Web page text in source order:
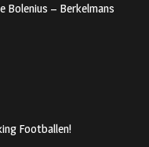
Bolenius – Berkelmans
Footballen!